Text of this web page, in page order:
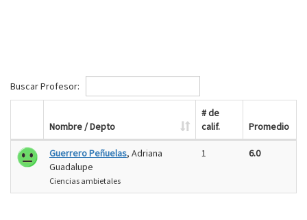
Buscar Profesor:
Nombre / Depto
# de
calif.
Promedio
Guerrero Peñuelas, Adriana
Guadalupe
Ciencias ambietales
1 6.0